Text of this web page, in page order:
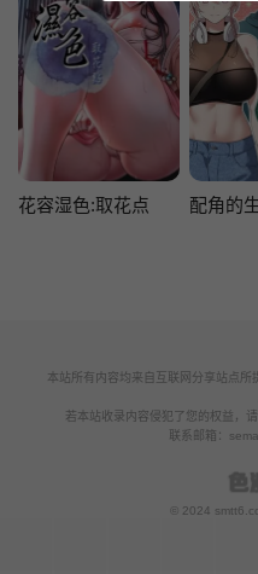
花容湿色:取花点 配角的
本站所有内容均来自互联网分享站点
若本站收录内容侵犯了您的权益，
联系邮箱：
© 2024